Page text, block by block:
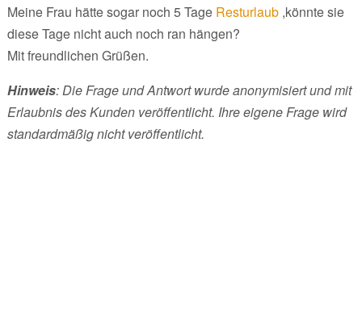
Meine Frau hätte sogar noch 5 Tage Resturlaub,könnte sie
diese Tage nicht auch noch ran hängen?
Mit freundlichen Grüßen.
Hinweis: Die Frage und Antwort wurde anonymisiert und mit
Erlaubnis des Kunden veröffentlicht. Ihre eigene Frage wird
standardmäßig nicht veröffentlicht.